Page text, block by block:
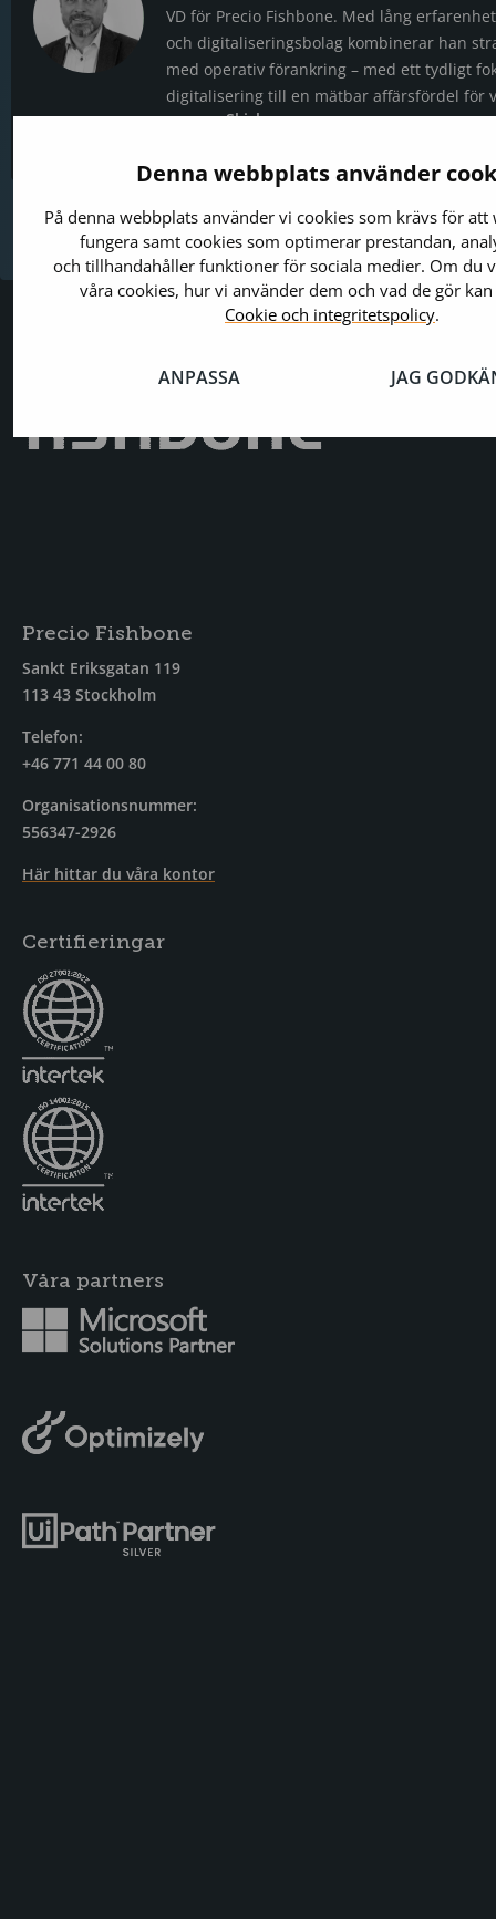
Denna webbplats använder
På denna webbplats använder vi cookies som krävs för att
fungera samt cookies som optimerar prestandan,
och tillhandahåller funktioner för sociala medier. Om du
våra cookies, hur vi använder dem och vad de gör
Cookie och integritetspolicy.
ANPASSA JAG
VD för Precio Fishbone. Med lång
och digitaliseringsbolag kombinerar han
med operativ förankring – med ett tydligt
digitalisering till en mätbar affärsfördel för
Skicka
post
Precio Fishbone
Sankt Eriksgatan 119
113 43 Stockholm
Telefon:
+46 771 44 00 80
Organisationsnummer:
556347-2926
Här hittar du våra kontor
Certifieringar
Våra partners